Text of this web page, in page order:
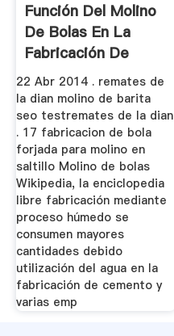
Función Del Molino
De Bolas En La
Fabricación De
Cemento
22 Abr 2014 . remates de
la dian molino de barita
seo testremates de la dian
. 17 fabricacion de bola
forjada para molino en
saltillo Molino de bolas
Wikipedia, la enciclopedia
libre fabricación mediante
proceso húmedo se
consumen mayores
cantidades debido
utilización del agua en la
fabricación de cemento y
varias emp